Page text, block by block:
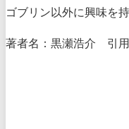
ゴブリン以外に興味を
著者名：黒瀬浩介 引